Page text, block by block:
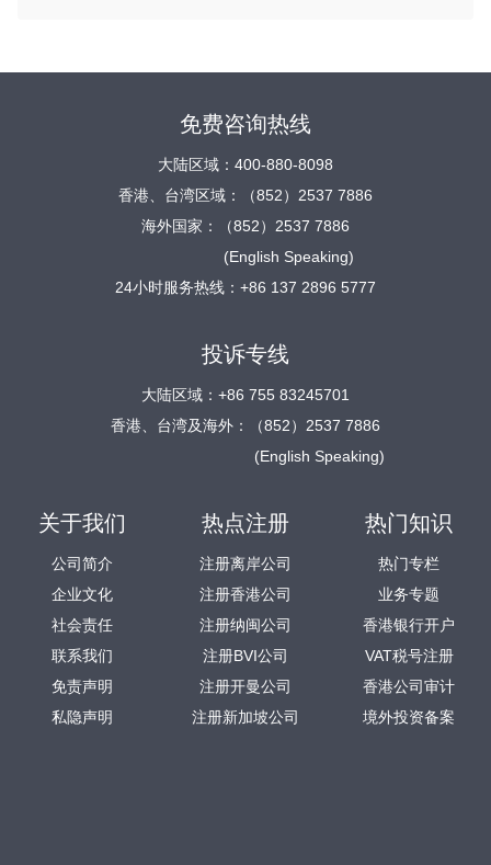
免费咨询热线
大陆区域：400-880-8098
香港、台湾区域：（852）2537 7886
海外国家：（852）2537 7886
(English Speaking)
24小时服务热线：+86 137 2896 5777
投诉专线
大陆区域：+86 755 83245701
香港、台湾及海外：（852）2537 7886
(English Speaking)
关于我们
公司简介
企业文化
社会责任
联系我们
免责声明
私隐声明
热点注册
注册离岸公司
注册香港公司
注册纳闽公司
注册BVI公司
注册开曼公司
注册新加坡公司
热门知识
热门专栏
业务专题
香港银行开户
VAT税号注册
香港公司审计
境外投资备案